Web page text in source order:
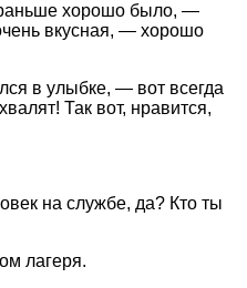
хорошо было, —
вкусная, — хорошо
в улыбке, — вот всегда
Так вот, нравится,
на службе, да? Кто ты
лагеря.